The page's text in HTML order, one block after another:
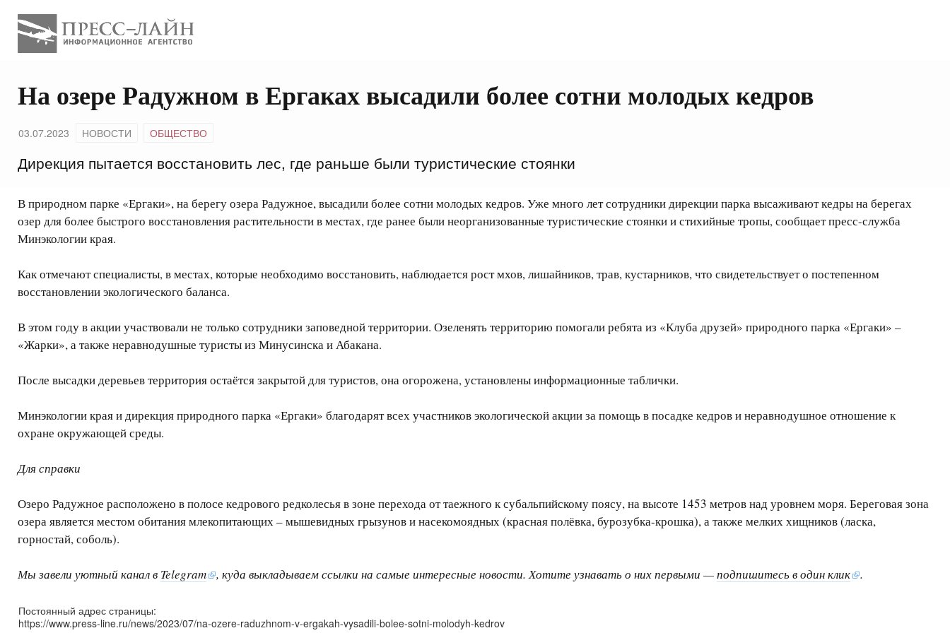
На озере Радужном в Ергаках высадили более сотни молодых кедров
03.07.2023 НОВОСТИ ОБЩЕСТВО
Дирекция пытается восстановить лес, где раньше были туристические стоянки
В природном парке «Ергаки», на берегу озера Радужное, высадили более сотни молодых кедров. Уже много лет сотрудники дирекции парка высаживают кедры на берегах
озер для более быстрого восстановления растительности в местах, где ранее были неорганизованные туристические стоянки и стихийные тропы, сообщает пресс-служба
Минэкологии края.
Как отмечают специалисты, в местах, которые необходимо восстановить, наблюдается рост мхов, лишайников, трав, кустарников, что свидетельствует о постепенном
восстановлении экологического баланса.
В этом году в акции участвовали не только сотрудники заповедной территории. Озеленять территорию помогали ребята из «Клуба друзей» природного парка «Ергаки» –
«Жарки», а также неравнодушные туристы из Минусинска и Абакана.
После высадки деревьев территория остаётся закрытой для туристов, она огорожена, установлены информационные таблички.
Минэкологии края и дирекция природного парка «Ергаки» благодарят всех участников экологической акции за помощь в посадке кедров и неравнодушное отношение к
охране окружающей среды.
Для справки
Озеро Радужное расположено в полосе кедрового редколесья в зоне перехода от таежного к субальпийскому поясу, на высоте 1453 метров над уровнем моря. Береговая зона
озера является местом обитания млекопитающих – мышевидных грызунов и насекомоядных (красная полёвка, бурозубка-крошка), а также мелких хищников (ласка,
горностай, соболь).
Мы завели уютный канал в Telegram , куда выкладываем ссылки на самые интересные новости. Хотите узнавать о них первыми —подпишитесь в один клик .
Постоянный адрес страницы:
https://www.press-line.ru/news/2023/07/na-ozere-raduzhnom-v-ergakah-vysadili-bolee-sotni-molodyh-kedrov